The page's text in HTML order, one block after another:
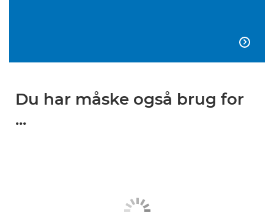

Du har måske også brug for
...